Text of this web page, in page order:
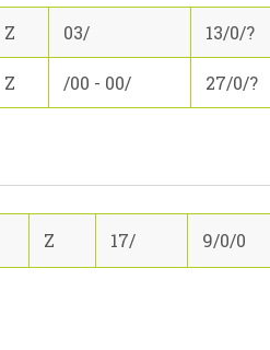
Z 03/ 13/0/?
Z /00 - 00/ 27/0/?
Z 17/ 9/0/0